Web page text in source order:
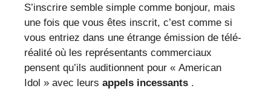
S’inscrire semble simple comme bonjour, mais
une fois que vous êtes inscrit, c’est comme si
vous entriez dans une étrange émission de télé-
réalité où les représentants commerciaux
pensent qu’ils auditionnent pour « American
Idol » avec leurs appels incessants .